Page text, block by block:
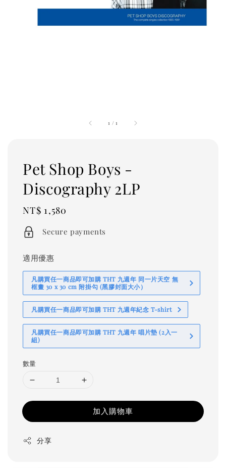
1 /1
Pet Shop Boys -
Discography 2LP
Regular
price
NT$ 1,580
Secure payments
適用優惠
凡購買任一商品即可加購 THT 九週年 同一片天空 無
框畫 30 x 30 cm 附掛勾 (黑膠封面大小）
凡購買任一商品即可加購 THT 九週年紀念 T-shirt
凡購買任一商品即可加購 THT 九週年 唱片墊 (2入一
組)
數量
加入購物車
分享